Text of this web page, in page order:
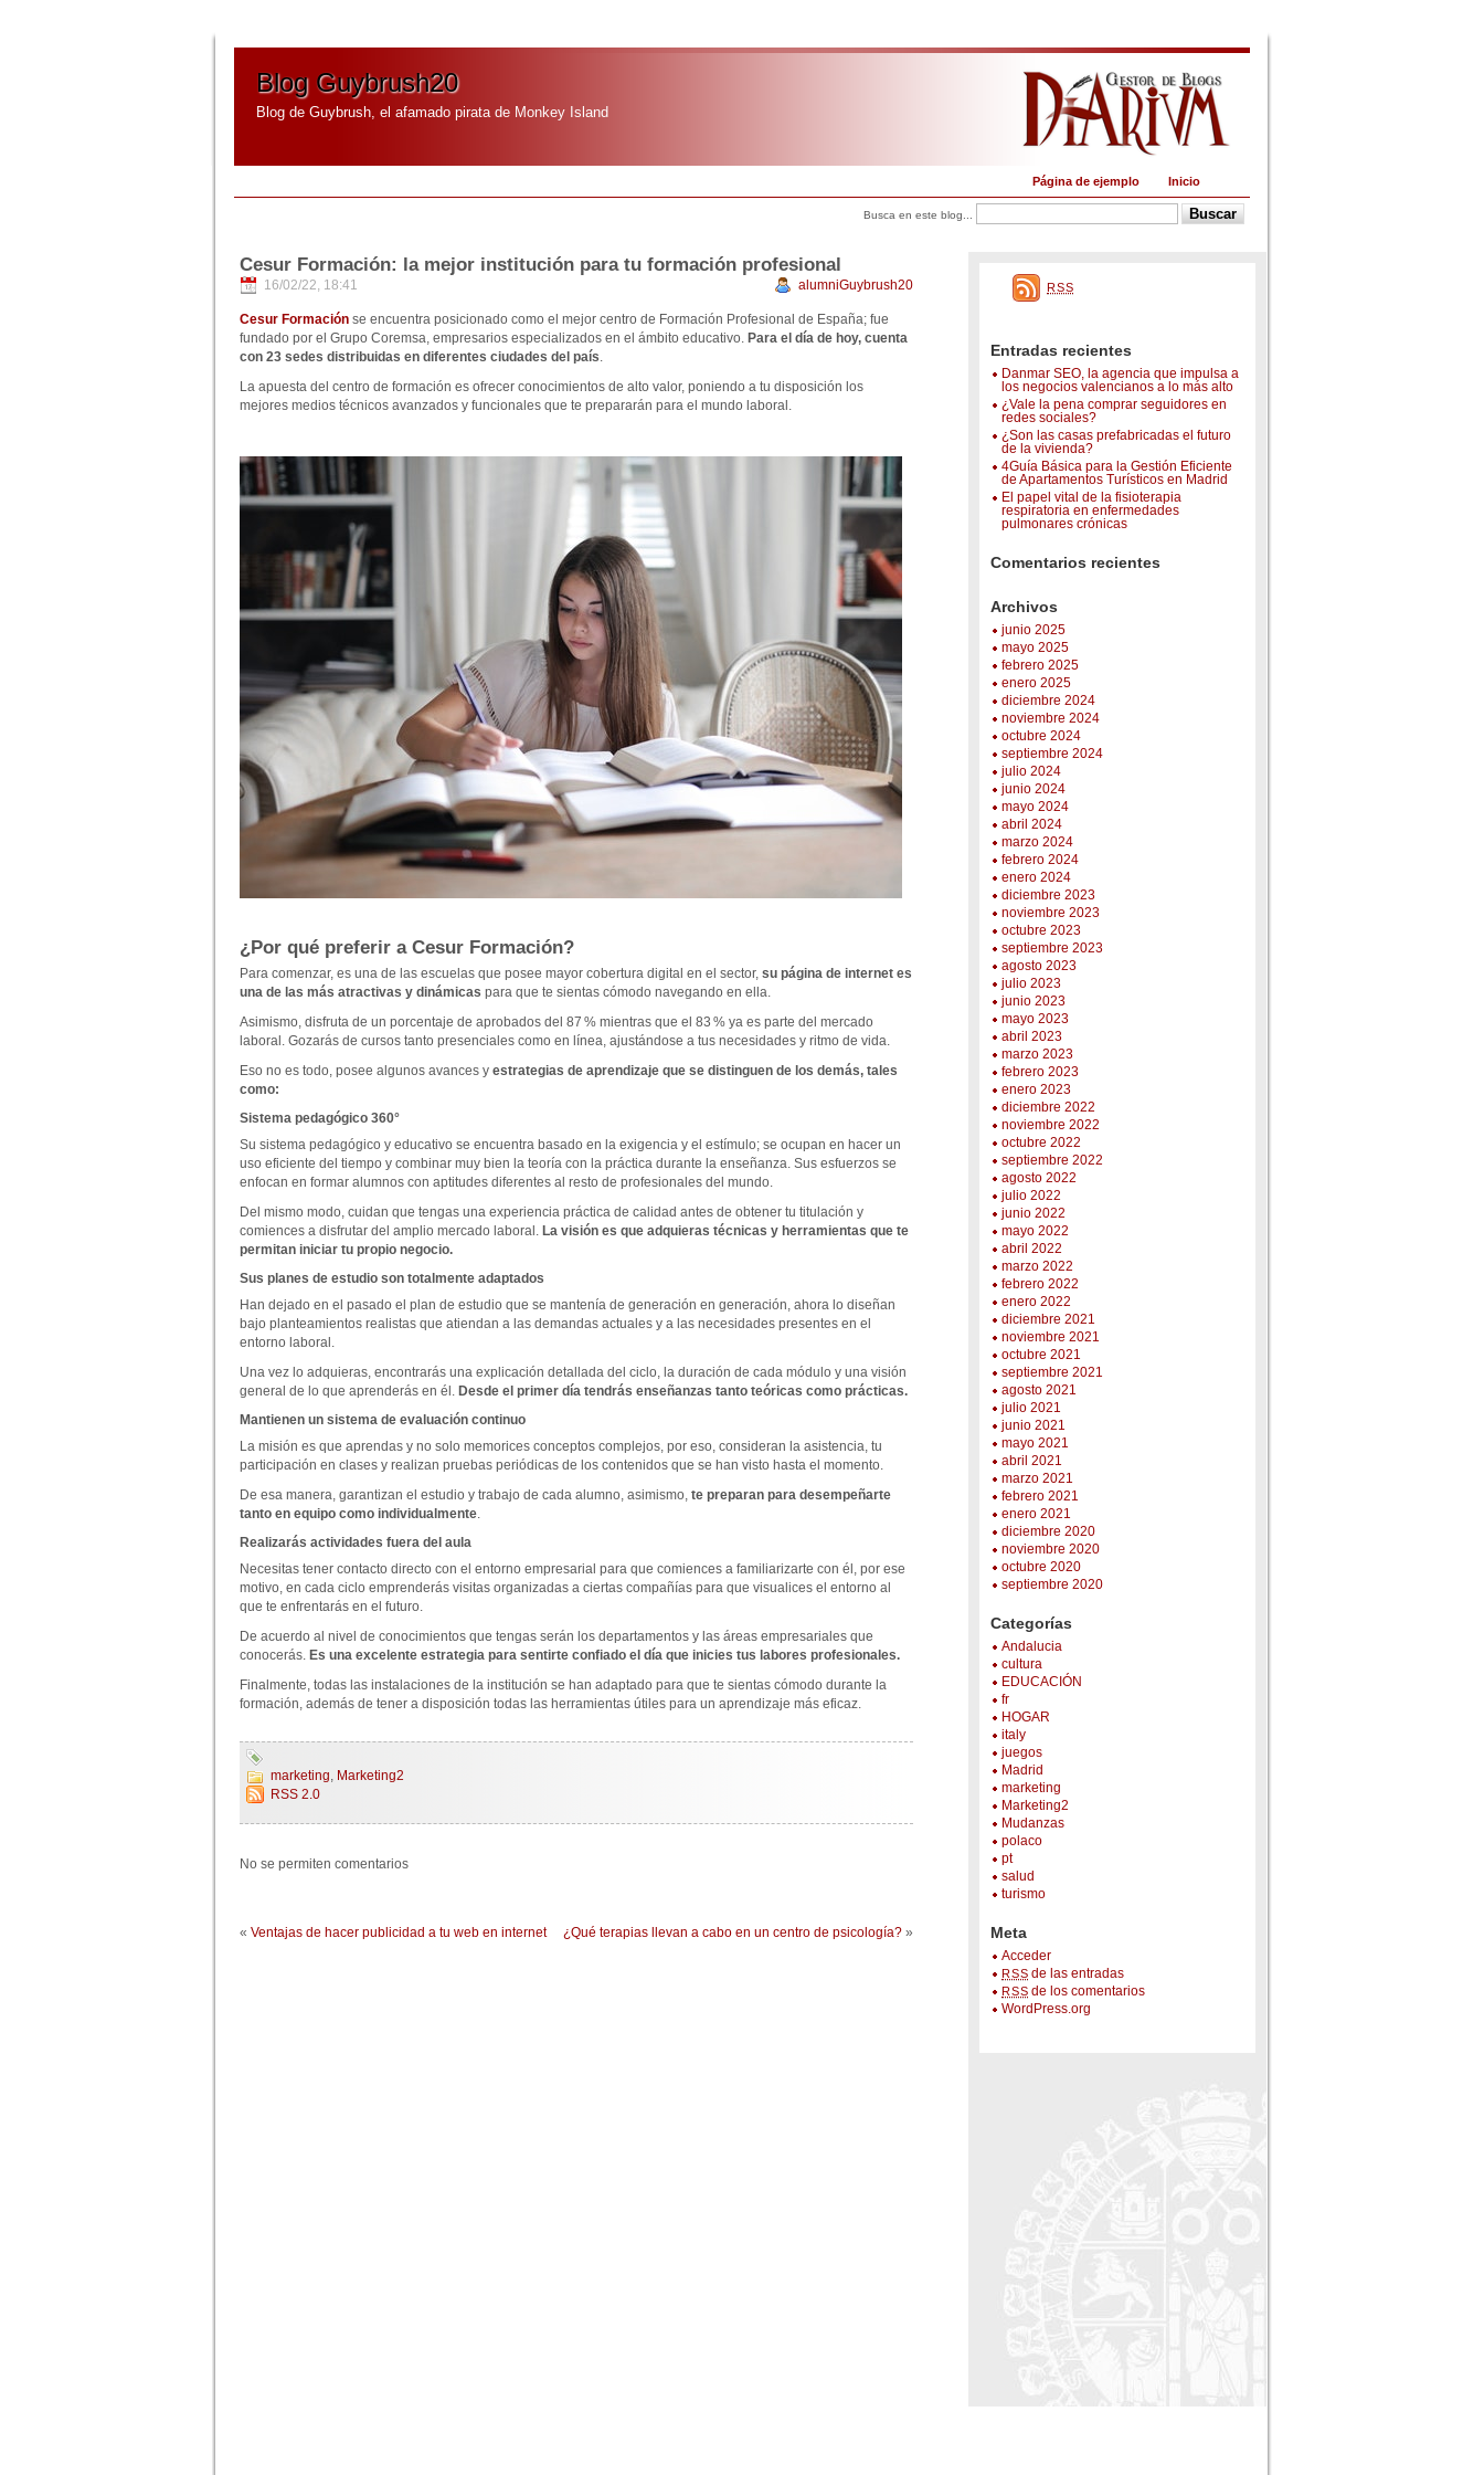
Blog Guybrush20
Blog de Guybrush, el afamado pirata de Monkey Island
Inicio
Página de ejemplo
Busca en este blog...
RSS
Entradas recientes
Danmar SEO, la agencia que impulsa a
los negocios valencianos a lo más alto
¿Vale la pena comprar seguidores en
redes sociales?
¿Son las casas prefabricadas el futuro
de la vivienda?
4Guía Básica para la Gestión Eficiente
de Apartamentos Turísticos en Madrid
El papel vital de la fisioterapia
respiratoria en enfermedades
pulmonares crónicas
Comentarios recientes
Archivos
junio 2025
mayo 2025
febrero 2025
enero 2025
diciembre 2024
noviembre 2024
octubre 2024
septiembre 2024
julio 2024
junio 2024
mayo 2024
abril 2024
marzo 2024
febrero 2024
enero 2024
diciembre 2023
noviembre 2023
octubre 2023
septiembre 2023
agosto 2023
julio 2023
junio 2023
mayo 2023
abril 2023
marzo 2023
febrero 2023
enero 2023
diciembre 2022
noviembre 2022
octubre 2022
septiembre 2022
agosto 2022
julio 2022
junio 2022
mayo 2022
abril 2022
marzo 2022
febrero 2022
enero 2022
diciembre 2021
noviembre 2021
octubre 2021
septiembre 2021
agosto 2021
julio 2021
junio 2021
mayo 2021
abril 2021
marzo 2021
febrero 2021
enero 2021
diciembre 2020
noviembre 2020
octubre 2020
septiembre 2020
Categorías
Andalucia
cultura
EDUCACIÓN
fr
HOGAR
italy
juegos
Madrid
marketing
Marketing2
Mudanzas
polaco
pt
salud
turismo
Meta
Acceder
RSS de las entradas
RSS de los comentarios
WordPress.org
Cesur Formación: la mejor institución para tu formación profesional
16/02/22, 18:41 alumniGuybrush20
Cesur Formación se encuentra posicionado como el mejor centro de Formación Profesional de España; fue
fundado por el Grupo Coremsa, empresarios especializados en el ámbito educativo. Para el día de hoy, cuenta
con 23 sedes distribuidas en diferentes ciudades del país.
La apuesta del centro de formación es ofrecer conocimientos de alto valor, poniendo a tu disposición los
mejores medios técnicos avanzados y funcionales que te prepararán para el mundo laboral.
¿Por qué preferir a Cesur Formación?
Para comenzar, es una de las escuelas que posee mayor cobertura digital en el sector, su página de internet es
una de las más atractivas y dinámicas para que te sientas cómodo navegando en ella.
Asimismo, disfruta de un porcentaje de aprobados del 87 % mientras que el 83 % ya es parte del mercado
laboral. Gozarás de cursos tanto presenciales como en línea, ajustándose a tus necesidades y ritmo de vida.
Eso no es todo, posee algunos avances y estrategias de aprendizaje que se distinguen de los demás, tales
como:
Sistema pedagógico 360°
Su sistema pedagógico y educativo se encuentra basado en la exigencia y el estímulo; se ocupan en hacer un
uso eficiente del tiempo y combinar muy bien la teoría con la práctica durante la enseñanza. Sus esfuerzos se
enfocan en formar alumnos con aptitudes diferentes al resto de profesionales del mundo.
Del mismo modo, cuidan que tengas una experiencia práctica de calidad antes de obtener tu titulación y
comiences a disfrutar del amplio mercado laboral. La visión es que adquieras técnicas y herramientas que te
permitan iniciar tu propio negocio.
Sus planes de estudio son totalmente adaptados
Han dejado en el pasado el plan de estudio que se mantenía de generación en generación, ahora lo diseñan
bajo planteamientos realistas que atiendan a las demandas actuales y a las necesidades presentes en el
entorno laboral.
Una vez lo adquieras, encontrarás una explicación detallada del ciclo, la duración de cada módulo y una visión
general de lo que aprenderás en él. Desde el primer día tendrás enseñanzas tanto teóricas como prácticas.
Mantienen un sistema de evaluación continuo
La misión es que aprendas y no solo memorices conceptos complejos, por eso, consideran la asistencia, tu
participación en clases y realizan pruebas periódicas de los contenidos que se han visto hasta el momento.
De esa manera, garantizan el estudio y trabajo de cada alumno, asimismo, te preparan para desempeñarte
tanto en equipo como individualmente.
Realizarás actividades fuera del aula
Necesitas tener contacto directo con el entorno empresarial para que comiences a familiarizarte con él, por ese
motivo, en cada ciclo emprenderás visitas organizadas a ciertas compañías para que visualices el entorno al
que te enfrentarás en el futuro.
De acuerdo al nivel de conocimientos que tengas serán los departamentos y las áreas empresariales que
conocerás. Es una excelente estrategia para sentirte confiado el día que inicies tus labores profesionales.
Finalmente, todas las instalaciones de la institución se han adaptado para que te sientas cómodo durante la
formación, además de tener a disposición todas las herramientas útiles para un aprendizaje más eficaz.
marketing, Marketing2
RSS 2.0
No se permiten comentarios
« Ventajas de hacer publicidad a tu web en internet ¿Qué terapias llevan a cabo en un centro de psicología? »